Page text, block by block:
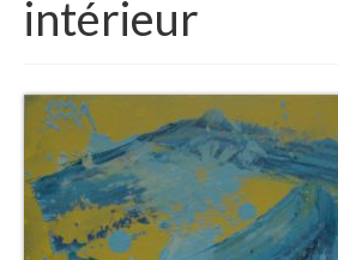
Sculptures éclairées
intérieur